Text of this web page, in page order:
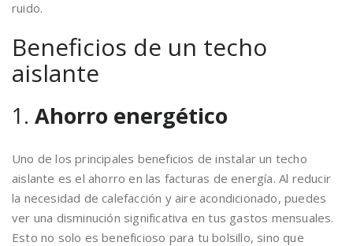
ruido.
Beneficios de un techo
aislante
1. Ahorro energético
Uno de los principales beneficios de instalar un techo
aislante es el ahorro en las facturas de energía. Al reducir
la necesidad de calefacción y aire acondicionado, puedes
ver una disminución significativa en tus gastos mensuales.
Esto no solo es beneficioso para tu bolsillo, sino que